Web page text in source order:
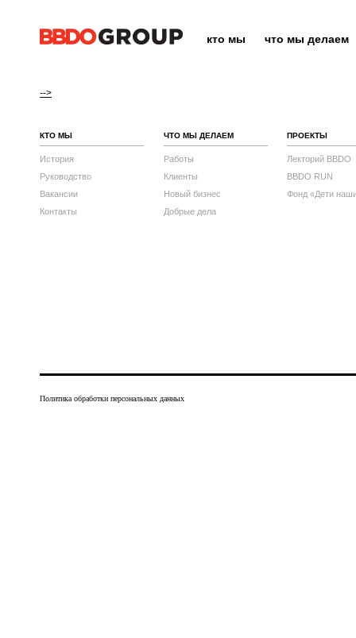
кто мы что мы делаем
-->
КТО МЫ
История
Руководство
Вакансии
Контакты
ЧТО МЫ ДЕЛАЕМ
Работы
Клиенты
Новый бизнес
Добрые дела
ПРОЕКТЫ
Лекторий BBDO
BBDO RUN
Фонд «Дети
Политика обработки персональных данных